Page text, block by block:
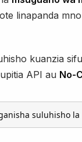
linapanda
kuanzia
API au No-
suluhisho la